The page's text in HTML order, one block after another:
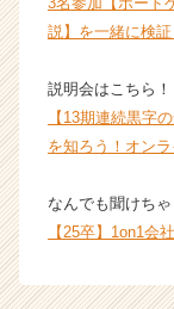
説】を一緒に検
説明会はこちら！
【13期連続黒字
を知ろう！オン
なんでも聞けち
【25卒】1on1会